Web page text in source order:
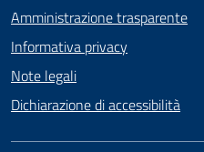
Amministrazione trasparente
Informativa privacy
Note legali
Dichiarazione di accessibilità